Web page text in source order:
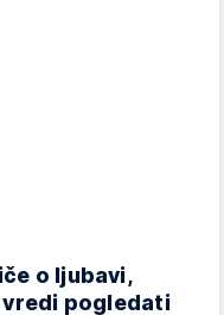
o ljubavi,
pogledati